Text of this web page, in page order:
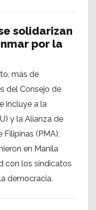
solidarizan
por la
más de
del Consejo de
incluye a la
y la Alianza de
(PMA),
en Manila
con los sindicatos
democracia.